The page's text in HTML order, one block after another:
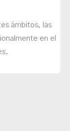
ámbitos, las
en el